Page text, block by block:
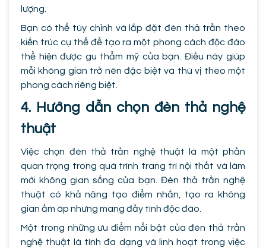
lượng.
Bạn có thể tùy chỉnh và lắp đặt đèn thả trần theo
kiến trúc cụ thể để tạo ra một phong cách độc đáo
thể hiện được gu thẩm mỹ của bạn. Điều này giúp
mỗi không gian trở nên đặc biệt và thú vị theo một
phong cách riêng biệt.
4. Hướng dẫn chọn đèn thả nghệ
thuật
Việc chọn đèn thả trần nghệ thuật là một phần
quan trọng trong quá trình trang trí nội thất và làm
mới không gian sống của bạn. Đèn thả trần nghệ
thuật có khả năng tạo điểm nhấn, tạo ra không
gian ấm áp nhưng mang đầy tính độc đáo.
Một trong những ưu điểm nổi bật của đèn thả trần
nghệ thuật là tính đa dạng và linh hoạt trong việc